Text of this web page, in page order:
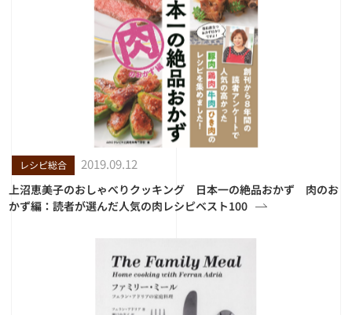
レシピ総合 2019.09.12
上沼恵美子のおしゃべりクッキング 日本一の絶品おかず 肉のお
かず編：読者が選んだ人気の肉レシピベスト100